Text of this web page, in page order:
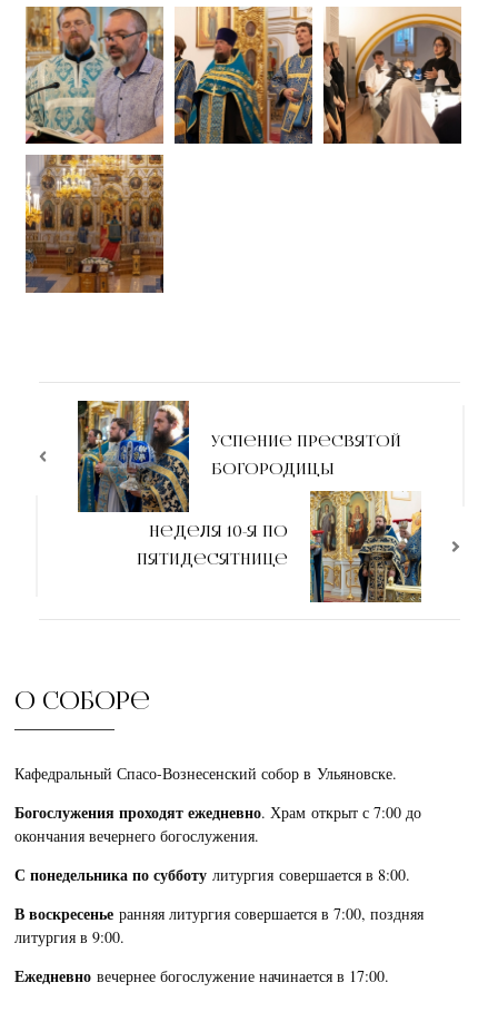
Успение Пресвятой
Богородицы
Неделя 10-я по
Пятидесятнице
О соборе
Кафедральный Спасо-Вознесенский собор в Ульяновске.
Богослужения проходят ежедневно. Храм открыт с 7:00 до
окончания вечернего богослужения.
С понедельника по субботулитургия совершается в 8:00.
В воскресеньеранняя литургия совершается в 7:00, поздняя
литургия в 9:00.
Ежедневновечернее богослужение начинается в 17:00.